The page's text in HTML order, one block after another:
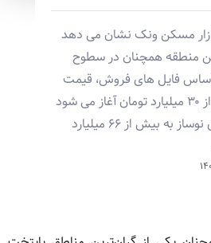
مسکن ونک نشان می دهد
منطقه همچنان در سطوح
اساس فایل های فروش، قیمت
واحدهای مسکونی از ۳۰ میلیارد تومان آغاز می شود
و در برخی فایل های نوساز به بیش از ۶۶ میلیارد